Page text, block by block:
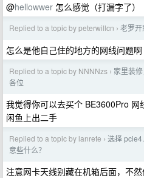
@hellowwer 怎么感觉（打漏字了）
Replied to a topic by peterwillcn › 老罗
怎么是他自己住的地方的网线问题啊
Replied to a topic by NNNNzs › 家里装
各位
我觉得你可以去买个 BE3600Pro
闲鱼上出二手
Replied to a topic by lanrete › 选择
意些什么？
注意网卡天线别藏在机箱后面，不